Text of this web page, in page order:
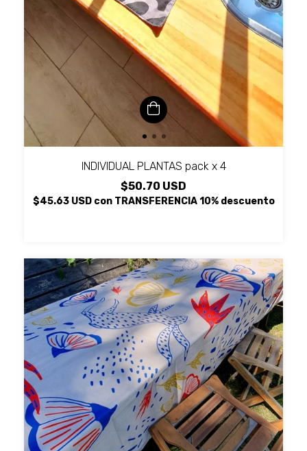
INDIVIDUAL PLANTAS pack x 4
$50.70 USD
$45.63 USD con TRANSFERENCIA 10% descuento